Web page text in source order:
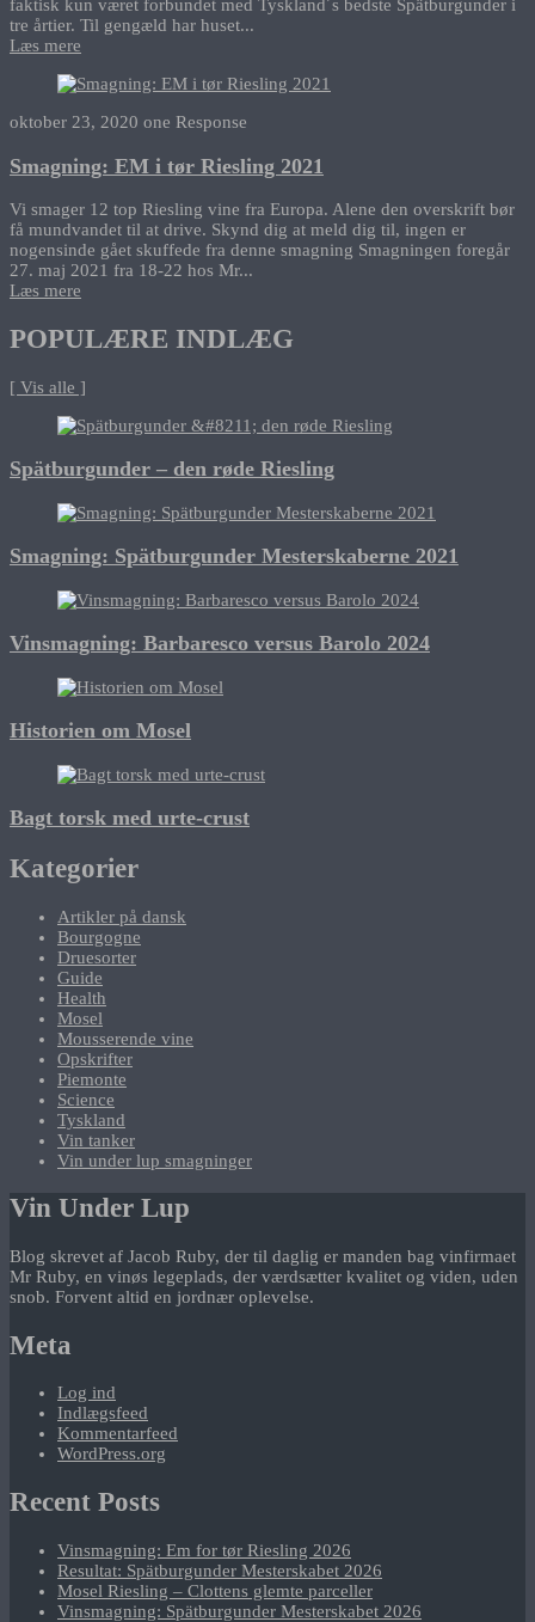
faktisk kun været forbundet med Tyskland´s bedste Spätburgunder i
tre årtier. Til gengæld har huset...
Læs mere
oktober 23, 2020 one Response
Smagning: EM i tør Riesling 2021
Vi smager 12 top Riesling vine fra Europa. Alene den overskrift bør
få mundvandet til at drive. Skynd dig at meld dig til, ingen er
nogensinde gået skuffede fra denne smagning Smagningen foregår
27. maj 2021 fra 18-22 hos Mr...
Læs mere
POPULÆRE INDLÆG
[ Vis alle ]
Spätburgunder – den røde Riesling
Smagning: Spätburgunder Mesterskaberne 2021
Vinsmagning: Barbaresco versus Barolo 2024
Historien om Mosel
Bagt torsk med urte-crust
Kategorier
Artikler på dansk
Bourgogne
Druesorter
Guide
Health
Mosel
Mousserende vine
Opskrifter
Piemonte
Science
Tyskland
Vin tanker
Vin under lup smagninger
Vin Under Lup
Blog skrevet af Jacob Ruby, der til daglig er manden bag vinfirmaet
Mr Ruby, en vinøs legeplads, der værdsætter kvalitet og viden, uden
snob. Forvent altid en jordnær oplevelse.
Meta
Log ind
Indlægsfeed
Kommentarfeed
WordPress.org
Recent Posts
Vinsmagning: Em for tør Riesling 2026
Resultat: Spätburgunder Mesterskabet 2026
Mosel Riesling – Clottens glemte parceller
Vinsmagning: Spätburgunder Mesterskabet 2026